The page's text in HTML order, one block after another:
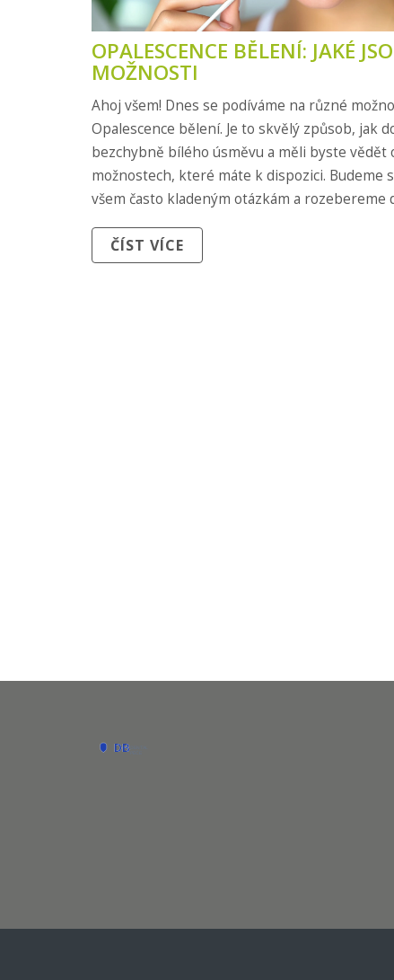
OPALESCENCE BĚLENÍ: JAKÉ
MOŽNOSTI
Ahoj všem! Dnes se podíváme na různé
Opalescence bělení. Je to skvělý způsob, jak
bezchybně bílého úsměvu a měli byste vědět
možnostech, které máte k dispozici. Budeme
všem často kladeným otázkám a rozebereme
dokonalým úsměvem!
ČÍST VÍCE